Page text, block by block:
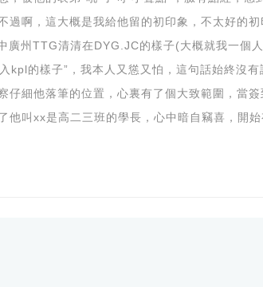
啊，這大概是我給他留的初印象，不太好的
州TTG清清在DYG.JC的樣子(大概就我一個
kpl的樣子”，我本人又慫又怕，這句話始終沒
細他落筆的位置，心裏有了個大致範圍，當
叫xx是高二三班的學長，心中暗自竊喜，開